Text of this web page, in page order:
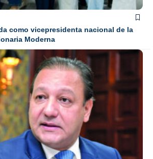
como vicepresidenta nacional de la
Moderna